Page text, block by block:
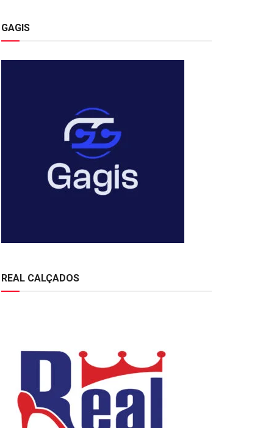
GAGIS
REAL CALÇADOS